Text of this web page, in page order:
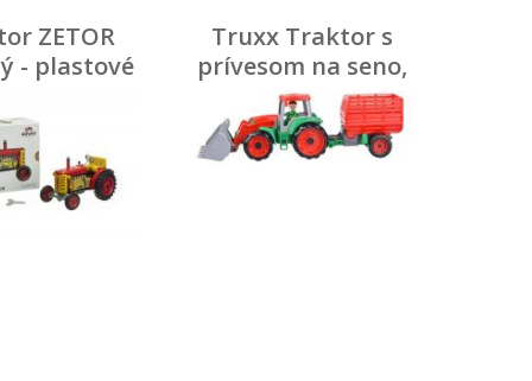
ZETOR
- plastové
Truxx Traktor s
prívesom na seno,
ozdobný kartón